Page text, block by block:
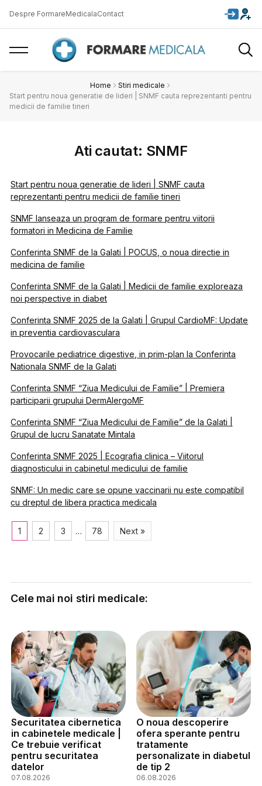
Despre FormareMedicalaContact
Home
Stiri medicale
Start pentru noua generatie de lideri | SNMF cauta reprezentanti pentru
medicii de familie tineri
Ati cautat: SNMF
Start pentru noua generatie de lideri | SNMF cauta
reprezentanti pentru medicii de familie tineri
SNMF lanseaza un program de formare pentru viitorii
formatori in Medicina de Familie
Conferinta SNMF de la Galati | POCUS, o noua directie in
medicina de familie
Conferinta SNMF de la Galati | Medicii de familie exploreaza
noi perspective in diabet
Conferinta SNMF 2025 de la Galati | Grupul CardioMF: Update
in preventia cardiovasculara
Provocarile pediatrice digestive, in prim-plan la Conferinta
Nationala SNMF de la Galati
Conferinta SNMF “Ziua Medicului de Familie” | Premiera
participarii grupului DermAlergoMF
Conferinta SNMF “Ziua Medicului de Familie” de la Galati |
Grupul de lucru Sanatate Mintala
Conferinta SNMF 2025 | Ecografia clinica – Viitorul
diagnosticului in cabinetul medicului de familie
SNMF: Un medic care se opune vaccinarii nu este compatibil
cu dreptul de libera practica medicala
1 2 3 … 78 Next »
Cele mai noi stiri medicale:
Securitatea cibernetica
in cabinetele medicale |
Ce trebuie verificat
pentru securitatea
datelor
07.08.2026
O noua descoperire
ofera sperante pentru
tratamente
personalizate in diabetul
de tip 2
06.08.2026